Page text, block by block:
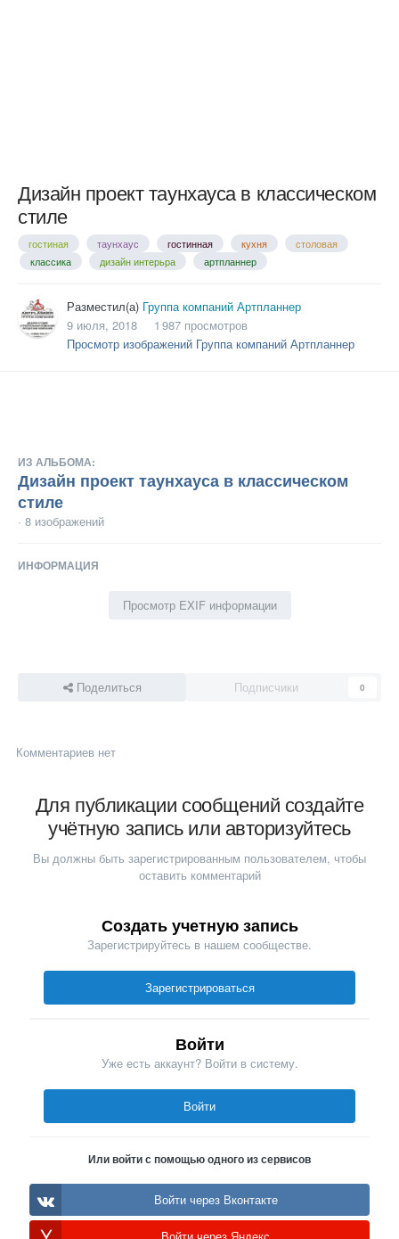
Дизайн проект таунхауса в классическом
стиле
гостиная таунхаус гостинная кухня
столовая
классика
дизайн интерьра артпланнер
Разместил(а) Группа компаний Артпланнер
9 июля, 2018
1 987 просмотров
Просмотр изображений Группа компаний Артпланнер
ИЗ АЛЬБОМА:
Дизайн проект таунхауса в классическом
стиле
· 8 изображений
ИНФОРМАЦИЯ
Просмотр EXIF информации
Поделиться Подписчики 0
Комментариев нет
Для публикации сообщений создайте
учётную запись или авторизуйтесь
Вы должны быть зарегистрированным пользователем, чтобы
оставить комментарий
Создать учетную запись
Зарегистрируйтесь в нашем сообществе.
Зарегистрироваться
Войти
Уже есть аккаунт? Войти в систему.
Войти
Или войти с помощью одного из сервисов
Войти через Вконтакте
Войти через Яндекс